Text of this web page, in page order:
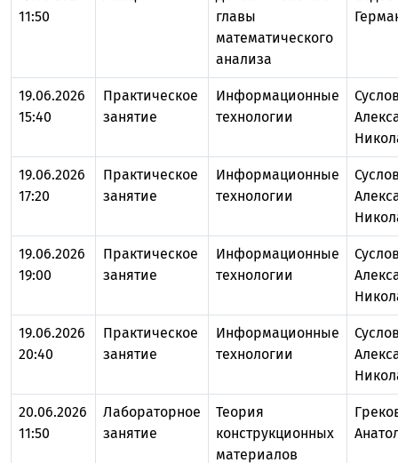
11:50
главы
математического
анализа
19.06.2026
15:40
Практическое
занятие
Информационные
технологии
19.06.2026
17:20
Практическое
занятие
Информационные
технологии
19.06.2026
19:00
Практическое
занятие
Информационные
технологии
19.06.2026
20:40
Практическое
занятие
Информационные
технологии
20.06.2026
11:50
Лабораторное
занятие
Теория
конструкционных
материалов